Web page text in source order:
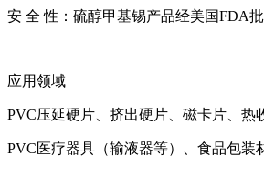
安 全 性：硫醇甲基锡产品经美国FDA
应用领域
PVC压延硬片、挤出硬片、磁卡片、热
PVC医疗器具（输液器等）、食品包装